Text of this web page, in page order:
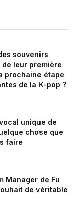
souvenirs
leur première
prochaine étape
de la K-pop ?
unique de
chose que
faire
Manager de Fu
de véritable